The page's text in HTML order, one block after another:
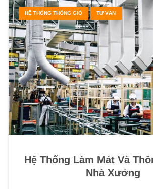
HỆ THỐNG THÔNG GIÓ TƯ VẤN
Hệ Thống Làm Mát Và
Nhà Xưởng